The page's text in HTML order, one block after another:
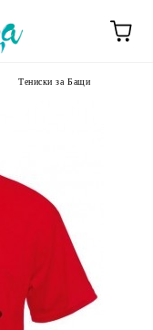
Тениски за Бащи